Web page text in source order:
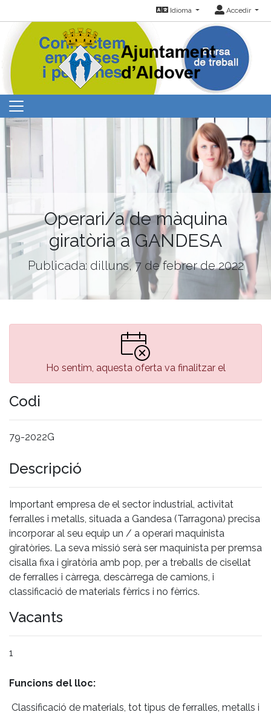
Idioma Accedir
Operari/a de màquina
giratòria a GANDESA
Publicada: dilluns, 7 de febrer de 2022
Ho sentim, aquesta oferta va finalitzar el
Codi
79-2022G
Descripció
Important empresa de el sector industrial, activitat
ferralles i metalls, situada a Gandesa (Tarragona) precisa
incorporar al seu equip un / a operari maquinista
giratòries. La seva missió serà ser maquinista per premsa
cisalla fixa i giratòria amb pop, per a treballs de cisellat
de ferralles i càrrega, descàrrega de camions, i
classificació de materials fèrrics i no fèrrics.
Vacants
1
Funcions del lloc:
Classificació de materials, tot tipus de ferralles, metalls i